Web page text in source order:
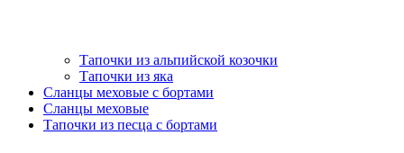
Тапочки из альпийской козочки
Тапочки из яка
Сланцы меховые с бортами
Сланцы меховые
Тапочки из песца с бортами